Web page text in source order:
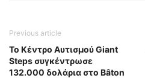
Previous article
Το Κέντρο Αυτισμού Giant
Steps συγκέντρωσε
132.000 δολάρια στο Bâton